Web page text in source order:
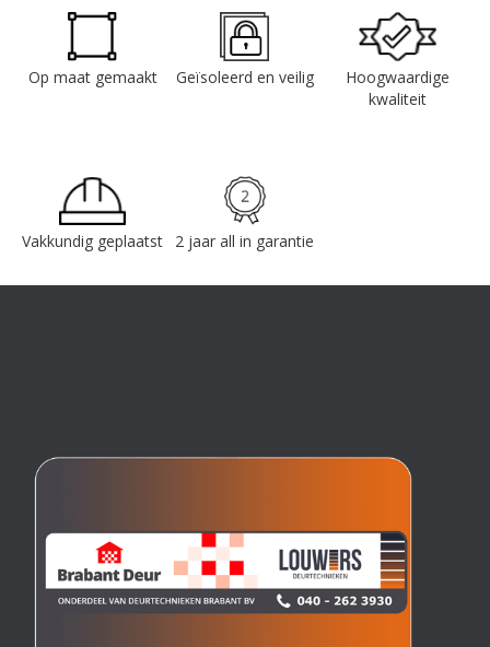
Op maat gemaakt Geïsoleerd en veilig
Hoogwaardige
kwaliteit
Vakkundig geplaatst 2 jaar all in garantie